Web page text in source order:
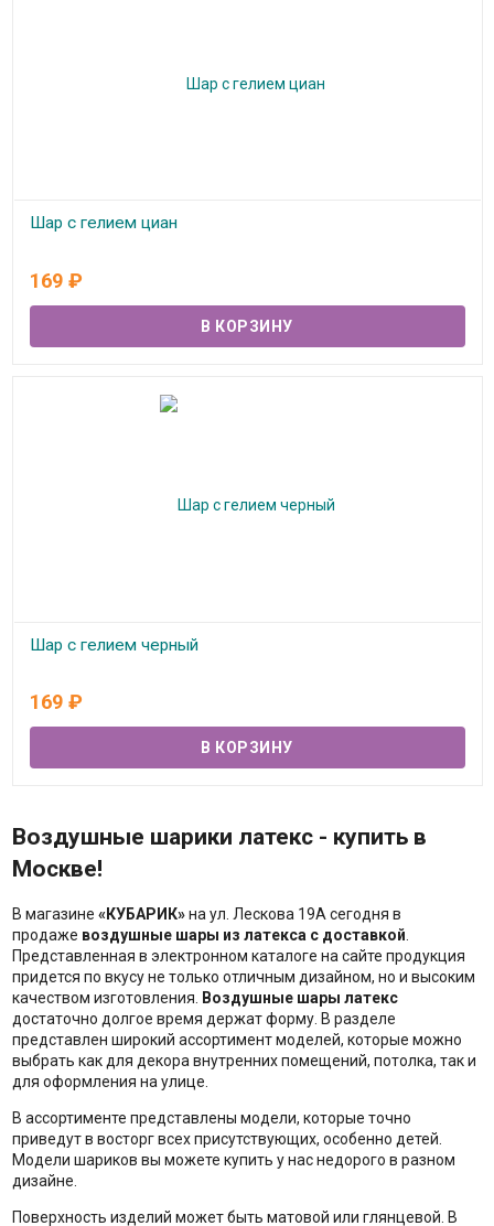
Шар с гелием циан
169 ₽
Шар с гелием черный
169 ₽
Воздушные шарики латекс - купить в
Москве!
В магазине «КУБАРИК»на ул. Лескова 19А сегодня в
продаже воздушные шары из латекса с доставкой
Представленная в электронном каталоге на сайте продукция
придется по вкусу не только отличным дизайном, но и высоким
качеством изготовления.
Воздушные шары латекс
достаточно долгое время держат форму. В разделе
представлен широкий ассортимент моделей, которые можно
выбрать как для декора внутренних помещений, потолка, так и
для оформления на улице.
В ассортименте представлены модели, которые точно
приведут в восторг всех присутствующих, особенно детей.
Модели шариков вы можете купить у нас недорого в разном
дизайне.
Поверхность изделий может быть матовой или глянцевой. В